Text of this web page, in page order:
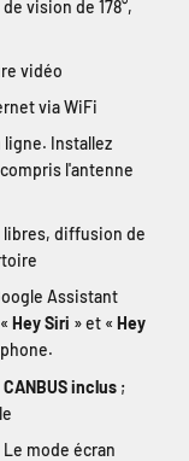
vision de 178°,
vidéo
via WiFi
Installez
l'antenne
libres, diffusion de
Assistant
Hey Siri » et « Hey
CANBUS inclus ;
mode écran